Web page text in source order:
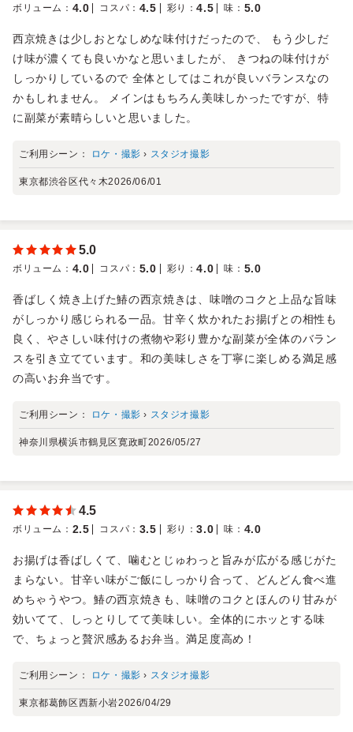
ボリューム ： 4.0 コスパ ： 4.5 彩り ：4.5 味 ： 5.0
西京焼きは少しおとなしめな味付けだったので、 もう少しだ
け味が濃くても良いかなと思いましたが、 きつねの味付けが
しっかりしているので 全体としてはこれが良いバランスなの
かもしれません。 メインはもちろん美味しかったですが、特
に副菜が素晴らしいと思いました。
ご利用シーン： ロケ・撮影 › スタジオ撮影
東京都渋谷区代々木2026/06/01
5.0
ボリューム ： 4.0 コスパ ： 5.0 彩り ：4.0 味 ： 5.0
香ばしく焼き上げた鰆の西京焼きは、味噌のコクと上品な旨味
がしっかり感じられる一品。甘辛く炊かれたお揚げとの相性も
良く、やさしい味付けの煮物や彩り豊かな副菜が全体のバラン
スを引き立てています。和の美味しさを丁寧に楽しめる満足感
の高いお弁当です。
ご利用シーン： ロケ・撮影 › スタジオ撮影
神奈川県横浜市鶴見区寛政町2026/05/27
4.5
ボリューム ： 2.5 コスパ ： 3.5 彩り ：3.0 味 ： 4.0
お揚げは香ばしくて、噛むとじゅわっと旨みが広がる感じがた
まらない。甘辛い味がご飯にしっかり合って、どんどん食べ進
めちゃうやつ。鰆の西京焼きも、味噌のコクとほんのり甘みが
効いてて、しっとりしてて美味しい。全体的にホッとする味
で、ちょっと贅沢感あるお弁当。満足度高め！
ご利用シーン： ロケ・撮影 › スタジオ撮影
東京都葛飾区西新小岩2026/04/29